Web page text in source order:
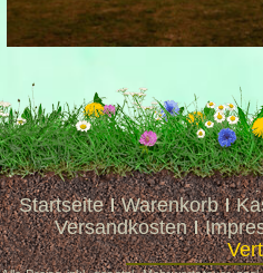
Startseite Warenkorb
Versandkosten